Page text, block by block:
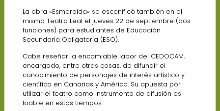
La obra «Esmeralda» se escenificó también en el
mismo Teatro Leal el jueves 22 de septiembre (dos
funciones) para estudiantes de Educación
Secundaria Obligatoria (ESO).
Cabe reseñar la encomiable labor del CEDOCAM,
encargado, entre otras cosas, de difundir el
conocimiento de personajes de interés artístico y
científico en Canarias y América. Su apuesta por
utilizar el teatro como instrumento de difusión es
loable en estos tiempos.